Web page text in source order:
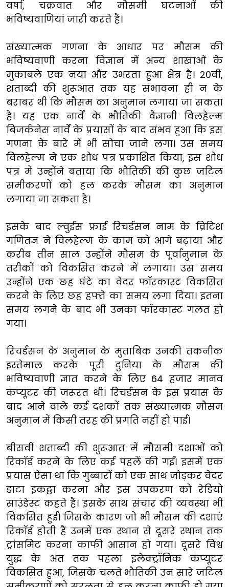
वर्षा, चक्रवात और मौसमी घटनाओं की
भविष्यवाणियां जारी करते हैं।
संख्यात्मक गणना के आधार पर मौसम की
भविष्यवाणी करना विज्ञान में अन्य शाखाओं के
मुकाबले एक नया और उभरता हुआ क्षेत्र है। 20वीं,
शताब्दी की शुरूआत तक यह संभावना ही न के
बराबर थी कि मौसम का अनुमान लगाया जा सकता
है। यह एक नार्वे के भौतिकी वैज्ञानी विलहेल्म
बिजर्कनेस नार्वे के प्रयासों के बाद संभव हुआ कि इस
गणना के बारे में भी सोचा जाने लगा। उस समय
विलहेल्म ने एक शोध पत्र प्रकाशित किया, इस शोध
पत्र में उन्होंने बताया कि भौतिकी की कुछ जटिल
समीकरणों को हल करके मौसम का अनुमान
लगाया जा सकता है।
इसके बाद ल्वुईस फ्राई रिचर्डसन नाम के व्रिटिश
गणितज्ञ ने विलहेल्म के काम को आगे बढ़ाया और
करीब तीन साल उन्होंने मौसम के पूर्वानुमान के
तरीकों को विकसित करने में लगाया। उस समय
उन्होंने एक छह घंटे का वेदर फॉरकास्ट विकसित
करने के लिए छह हफ्ते का समय लगा दिया। इतना
समय लगने के बाद भी उनका फॉरकास्ट गलत हो
गया।
रिचर्डसन के अनुमान के मुताबिक उनकी तकनीक
इस्तेमाल करके पूरी दुनिया के मौसम की
भविष्यवाणी ज्ञात करने के लिए 64 हजार मानव
कंप्यूटर की जरूरत थी। रिचर्डसन के इस प्रयास के
बाद आने वाले कई दशकों तक संख्यात्मक मौसम
अनुमान में किसी तरह की प्रगति नहीं हो पाई।
बीसवीं शताब्दी की शुरूआत में मौसमी दशाओं को
रिकॉर्ड करने के लिए कई पहलें की गईं। इसमें एक
प्रयास ऐसा था कि गुब्बारों को एक साथ जोड़कर वेदर
डाटा इकट्ठा करना और इस उपकरण को रेडियो
साउंडेस्ट कहते हैं। इसके साथ संचार की व्यवस्था भी
विकसित हुई। जिसके कारण जो भी मौसम की दशाएं
रिकॉर्ड होती हैं उनमें एक स्थान से दूसरे स्थान तक
ट्रांसमिट करना काफी आसान हो गया। दूसरे विश्व
युद्ध के अंत तक पहला इलेक्ट्रॉनिक कंप्यूटर
विकसित हुआ, जिसके चलते भौतिकी उन सारे जटिल